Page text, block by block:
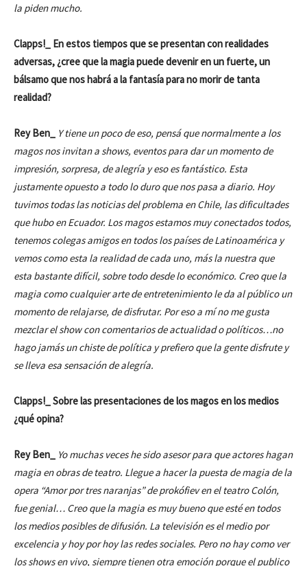
la piden mucho.
Clapps!_ En estos tiempos que se presentan con realidades
adversas, ¿cree que la magia puede devenir en un fuerte, un
bálsamo que nos habrá a la fantasía para no morir de tanta
realidad?
Rey Ben_
Y tiene un poco de eso, pensá que normalmente a los
magos nos invitan a shows, eventos para dar un momento de
impresión, sorpresa, de alegría y eso es fantástico. Esta
justamente opuesto a todo lo duro que nos pasa a diario. Hoy
tuvimos todas las noticias del problema en Chile, las dificultades
que hubo en Ecuador. Los magos estamos muy conectados todos,
tenemos colegas amigos en todos los países de Latinoamérica y
vemos como esta la realidad de cada uno, más la nuestra que
esta bastante difícil, sobre todo desde lo económico. Creo que la
magia como cualquier arte de entretenimiento le da al público un
momento de relajarse, de disfrutar. Por eso a mí no me gusta
mezclar el show con comentarios de actualidad o políticos…no
hago jamás un chiste de política y prefiero que la gente disfrute y
se lleva esa sensación de alegría.
Clapps!_ Sobre las presentaciones de los magos en los medios
¿qué opina?
Rey Ben_
Yo muchas veces he sido asesor para que actores hagan
magia en obras de teatro. Llegue a hacer la puesta de magia de la
opera “Amor por tres naranjas” de prokófiev en el teatro Colón,
fue genial… Creo que la magia es muy bueno que esté en todos
los medios posibles de difusión. La televisión es el medio por
excelencia y hoy por hoy las redes sociales. Pero no hay como ver
los shows en vivo, siempre tienen otra emoción porque el publico